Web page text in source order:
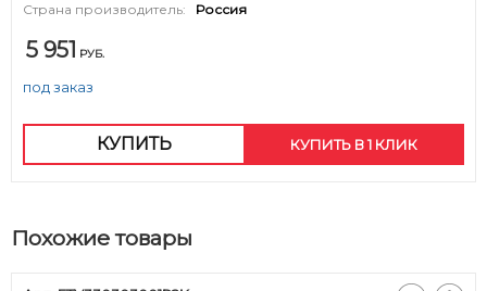
Страна производитель:
Россия
5 951 РУБ.
под заказ
КУПИТЬ КУПИТЬ В 1 КЛИК
Похожие товары